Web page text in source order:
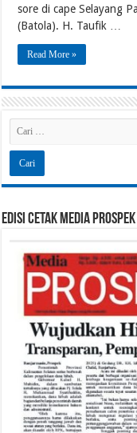
sore di cape Selayang
(Batola). H. Taufik …
Read More »
Edisi Cetak Media Prospek